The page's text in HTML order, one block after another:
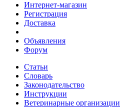
Интернет-магазин
Регистрация
Доставка
Объявления
Форум
Статьи
Словарь
Законодательство
Инструкции
Ветеринарные организации